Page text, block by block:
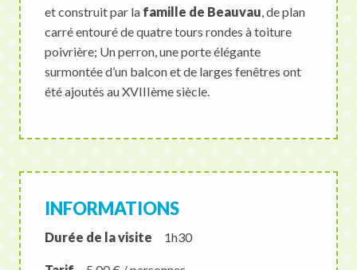
et construit par la famille de Beauvau, de plan
carré entouré de quatre tours rondes à toiture
poivrière; Un perron, une porte élégante
surmontée d’un balcon et de larges fenêtres ont
été ajoutés au XVIIIème siècle.
INFORMATIONS
Durée de la visite 1h30